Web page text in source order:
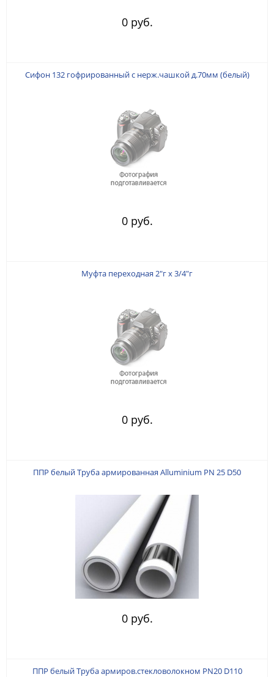
0 руб.
Сифон 132 гофрированный с нерж.чашкой д.70мм (белый)
0 руб.
Муфта переходная 2"г х 3/4"г
0 руб.
ППР белый Труба армированная Alluminium PN 25 D50
0 руб.
ППР белый Труба армиров.стекловолокном PN20 D110